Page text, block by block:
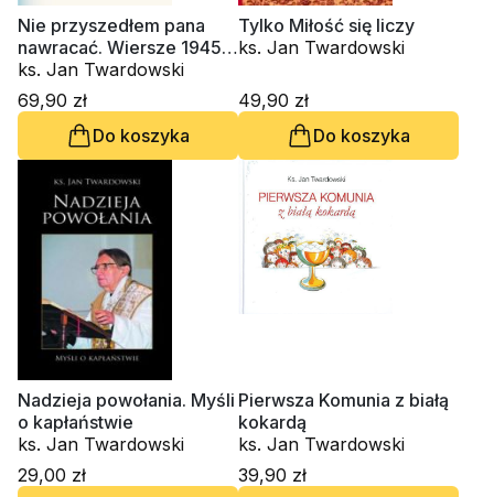
Nie przyszedłem pana
nawracać. Wiersze 1945-
2006
ks. Jan Twardowski
69,90 zł
Do koszyka
Tylko Miłość się liczy
ks. Jan Twardowski
49,90 zł
Do koszyka
Nadzieja powołania. Myśli
o kapłaństwie
ks. Jan Twardowski
29,00 zł
Pierwsza Komunia z białą
kokardą
ks. Jan Twardowski
39,90 zł